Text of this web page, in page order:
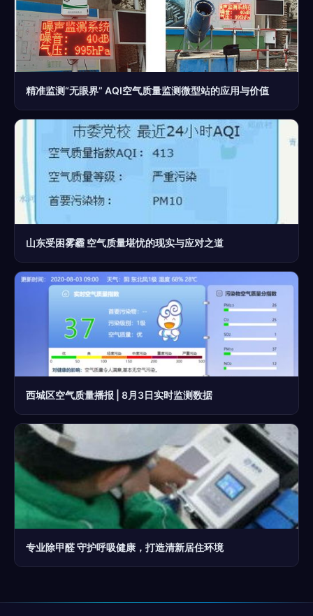
精准监测“无眼界” AQI空气质量监测微型站的应用与价值
山东受困雾霾 空气质量堪忧的现实与应对之道
西城区空气质量播报 | 8月3日实时监测数据
专业除甲醛 守护呼吸健康，打造清新居住环境